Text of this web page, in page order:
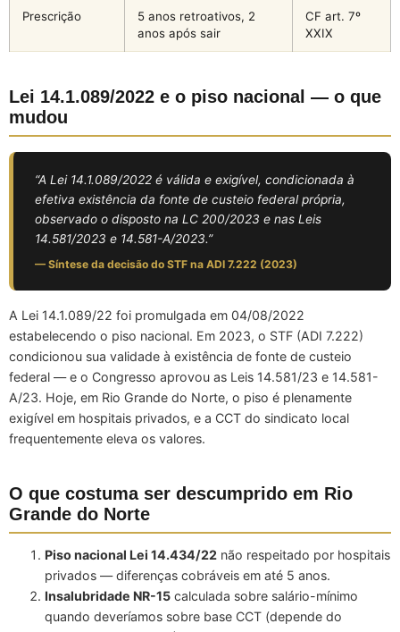
Prescrição
5 anos retroativos, 2
anos após sair
CF art. 7º
XXIX
Lei 14.1.089/2022 e o piso nacional — o que
mudou
“A Lei 14.1.089/2022 é válida e exigível, condicionada à
efetiva existência da fonte de custeio federal própria,
observado o disposto na LC 200/2023 e nas Leis
14.581/2023 e 14.581-A/2023.”
— Síntese da decisão do STF na ADI 7.222 (2023)
A Lei 14.1.089/22 foi promulgada em 04/08/2022
estabelecendo o piso nacional. Em 2023, o STF (ADI 7.222)
condicionou sua validade à existência de fonte de custeio
federal — e o Congresso aprovou as Leis 14.581/23 e 14.581-
A/23. Hoje, em Rio Grande do Norte, o piso é plenamente
exigível em hospitais privados, e a CCT do sindicato local
frequentemente eleva os valores.
O que costuma ser descumprido em Rio
Grande do Norte
Piso nacional Lei 14.434/22 não respeitado por hospitais
privados — diferenças cobráveis em até 5 anos.
Insalubridade NR-15 calculada sobre salário-mínimo
quando deveríamos sobre base CCT (depende do